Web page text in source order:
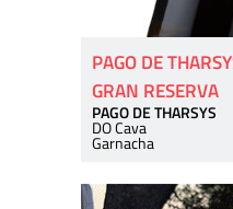
PAGO DE
GRAN RESERVA
PAGO DE THARSYS
DO Cava
Garnacha